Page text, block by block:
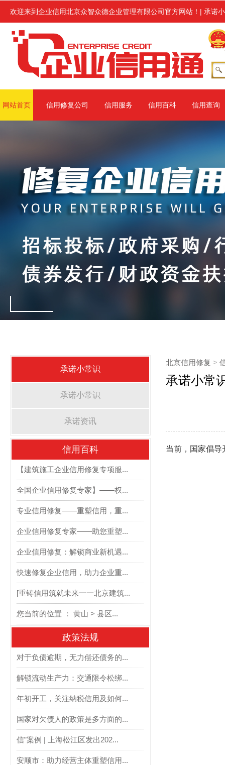
欢迎来到企业信用北京众智众德企业管理有限公司官方网站！ | 承诺
行政处罚或环保处罚的各类企业进行企业信用修复服务,修复范围涉
网站首页 信用修复公司 信用服务 信用百科 信用查询
承诺小常识
承诺小常识
承诺资讯
信用百科
【建筑施工企业信用修复专项服...
全国企业信用修复专家】——权...
专业信用修复——重塑信用，重...
企业信用修复专家——助您重塑...
企业信用修复：解锁商业新机遇...
快速修复企业信用，助力企业重...
[重铸信用筑就未来一一北京建筑...
您当前的位置 ： 黄山 > 县区...
政策法规
对于负债逾期，无力偿还债务的...
解锁流动生产力：交通限令松绑...
年初开工，关注纳税信用及如何...
国家对欠债人的政策是多方面的...
信”案例 | 上海松江区发出202...
安顺市：助力经营主体重塑信用...
北京信用修复 >
承诺小常
当前，国家倡